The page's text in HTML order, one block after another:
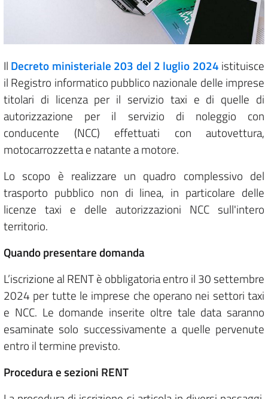
Il Decreto ministeriale 203 del 2 luglio 2024 istituisce
il Registro informatico pubblico nazionale delle imprese
titolari di licenza per il servizio taxi e di quelle di
autorizzazione per il servizio di noleggio con
conducente (NCC) effettuati con autovettura,
motocarrozzetta e natante a motore.
Lo scopo è realizzare un quadro complessivo del
trasporto pubblico non di linea, in particolare delle
licenze taxi e delle autorizzazioni NCC sull'intero
territorio.
Quando presentare domanda
L’iscrizione al RENT è obbligatoria entro il 30 settembre
2024 per tutte le imprese che operano nei settori taxi
e NCC. Le domande inserite oltre tale data saranno
esaminate solo successivamente a quelle pervenute
entro il termine previsto.
Procedura e sezioni RENT